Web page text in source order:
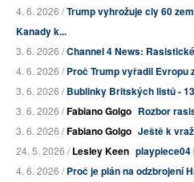
4. 6. 2026 /Trump vyhrožuje cly 60
Kanady k...
3. 6. 2026 /Channel 4 News:
4. 6. 2026 /Proč Trump vyřadil Evropu
3. 6. 2026 /Bublinky Britských listů - 13
3. 6. 2026 /Fabiano Golgo Rozbor
3. 6. 2026 /Fabiano Golgo Ještě k
24. 5. 2026 /Lesley Keen
4. 6. 2026 /Proč je plán na odzbrojení